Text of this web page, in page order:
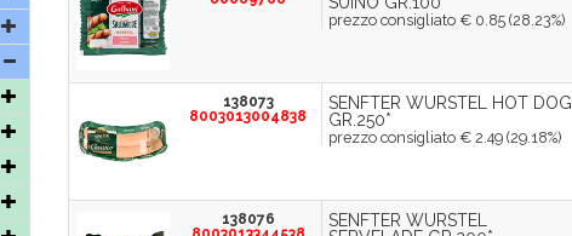
prezzo consigliato € 0.85 (28.23%)
138073
8003013004838
SENFTER WURSTEL HOT DOG
GR.250*
prezzo consigliato € 2.49 (29.18%)
138076
SENFTER WURSTEL